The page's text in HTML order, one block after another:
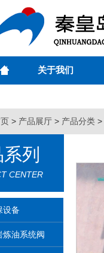
关于我们
> 产品展厅 > 产品分类 >
列
CENTER
设备
炼油系统阀